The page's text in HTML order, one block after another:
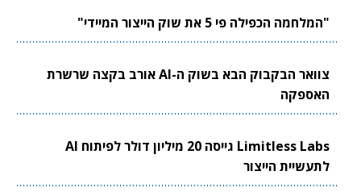
"המלחמה הכפילה פי 5 את שוק הייצור המיידי"
צוואר הבקבוק הבא בשוק ה-AI אורב בקצה שרשרת
האספקה
Limitless Labs גייסה 20 מיליון דולר לפיתוח AI
לתעשיית הייצור